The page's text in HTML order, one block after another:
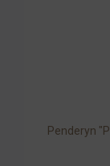
Penderyn